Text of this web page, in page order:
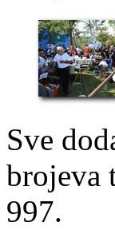
Sve
brojeva
997.